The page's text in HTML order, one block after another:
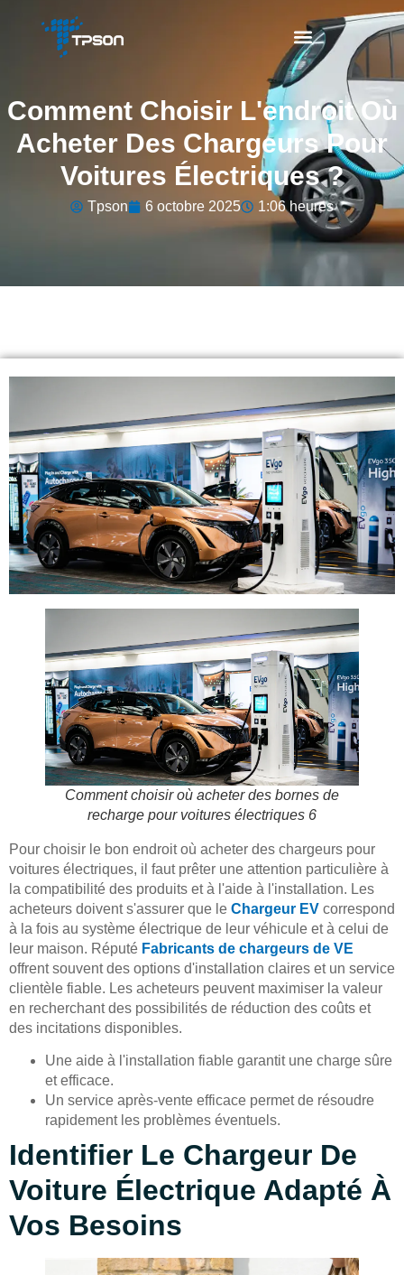
Comment Choisir L'endroit Où
Acheter Des Chargeurs Pour
Voitures Électriques ?
Tpson 6 octobre 2025 1:06 heures
Comment choisir où acheter des bornes de
recharge pour voitures électriques 6
Pour choisir le bon endroit où acheter des chargeurs pour
voitures électriques, il faut prêter une attention particulière à
la compatibilité des produits et à l'aide à l'installation. Les
acheteurs doivent s'assurer que le Chargeur EV correspond
à la fois au système électrique de leur véhicule et à celui de
leur maison. Réputé Fabricants de chargeurs de VE
offrent souvent des options d'installation claires et un service
clientèle fiable. Les acheteurs peuvent maximiser la valeur
en recherchant des possibilités de réduction des coûts et
des incitations disponibles.
Une aide à l'installation fiable garantit une charge sûre
et efficace.
Un service après-vente efficace permet de résoudre
rapidement les problèmes éventuels.
Identifier Le Chargeur De
Voiture Électrique Adapté À
Vos Besoins